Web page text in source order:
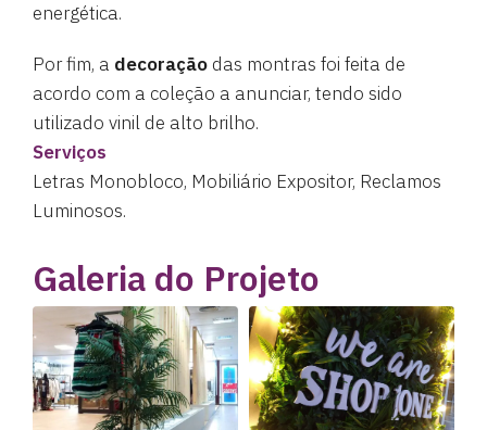
energética.
Por fim, a decoração das montras foi feita de
acordo com a coleção a anunciar, tendo sido
utilizado vinil de alto brilho.
Serviços
Letras Monobloco, Mobiliário Expositor, Reclamos
Luminosos.
Galeria do Projeto